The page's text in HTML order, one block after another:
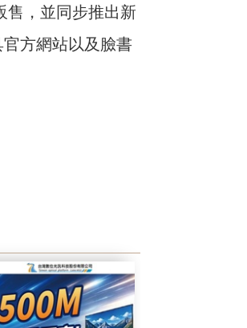
售，並同步推出新
方網站以及臉書